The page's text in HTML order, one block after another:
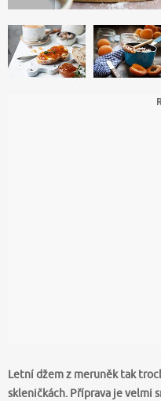
Letní džem z meruněk tak
skleničkách. Příprava je velmi